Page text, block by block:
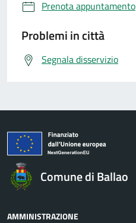
Prenota appuntamento
Problemi in città
Segnala disservizio
Comune di Ballao
AMMINISTRAZIONE